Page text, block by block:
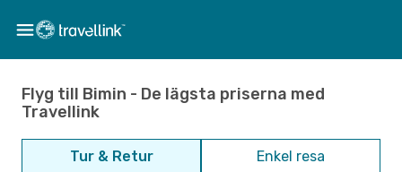
Flyg till Bimin - De lägsta priserna med
Travellink
Tur & Retur Enkel resa